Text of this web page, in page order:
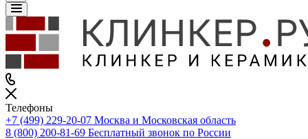
Телефоны
+7 (499) 229-20-07 Москва и Московская область
8 (800) 200-81-69 Бесплатный звонок по России